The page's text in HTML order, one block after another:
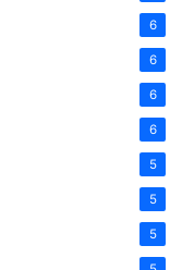
6
6
6
6
5
5
5